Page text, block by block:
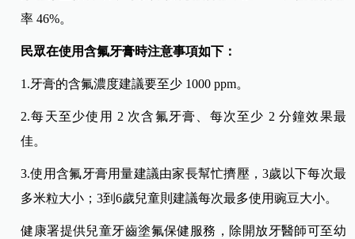
率 46%。
民眾在使用含氟牙膏時注意事項如下：
1.牙膏的含氟濃度建議要至少 1000 ppm。
2.每天至少使用 2 次含氟牙膏、每次至少 2 分鐘效果最
佳。
3.使用含氟牙膏用量建議由家長幫忙擠壓，3歲以下每次最
多米粒大小；3到6歲兒童則建議每次最多使用豌豆大小。
健康署提供兒童牙齒塗氟保健服務，除開放牙醫師可至幼